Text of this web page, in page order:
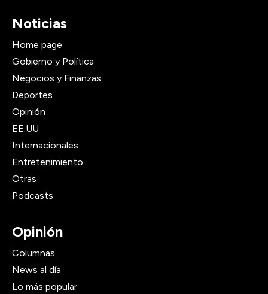
Noticias
Home page
Gobierno y Política
Negocios y Finanzas
Deportes
Opinión
EE.UU
Internacionales
Entretenimiento
Otras
Podcasts
Opinión
Columnas
News al día
Lo más popular